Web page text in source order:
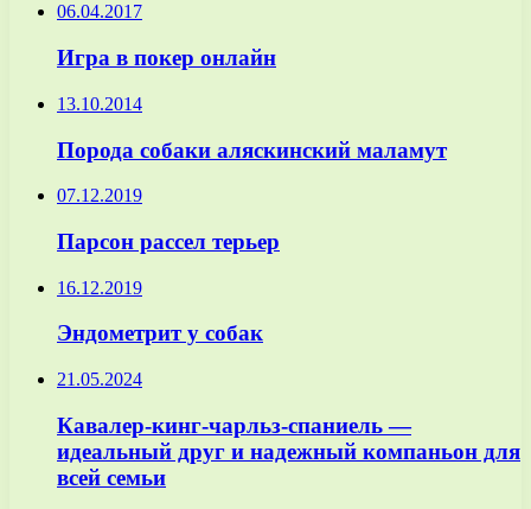
06.04.2017
Игра в покер онлайн
13.10.2014
Порода собаки аляскинский маламут
07.12.2019
Парсон рассел терьер
16.12.2019
Эндометрит у собак
21.05.2024
Кавалер-кинг-чарльз-спаниель —
идеальный друг и надежный компаньон для
всей семьи